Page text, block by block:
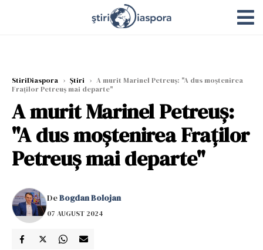
StiriDiaspora › Știri › A murit Marinel Petreuș: "A dus moștenirea
Fraților Petreuș mai departe"
A murit Marinel Petreuș:
"A dus moștenirea Fraților
Petreuș mai departe"
DeBogdan Bolojan
07 AUGUST 2024